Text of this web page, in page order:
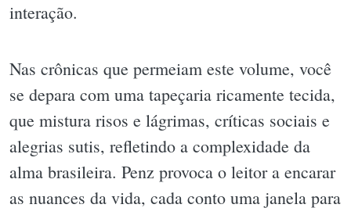
interação.
Nas crônicas que permeiam este volume, você
se depara com uma tapeçaria ricamente tecida,
que mistura risos e lágrimas, críticas sociais e
alegrias sutis, refletindo a complexidade da
alma brasileira. Penz provoca o leitor a encarar
as nuances da vida, cada conto uma janela para